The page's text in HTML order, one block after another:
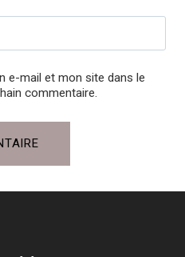
e-mail et mon site dans le
commentaire.